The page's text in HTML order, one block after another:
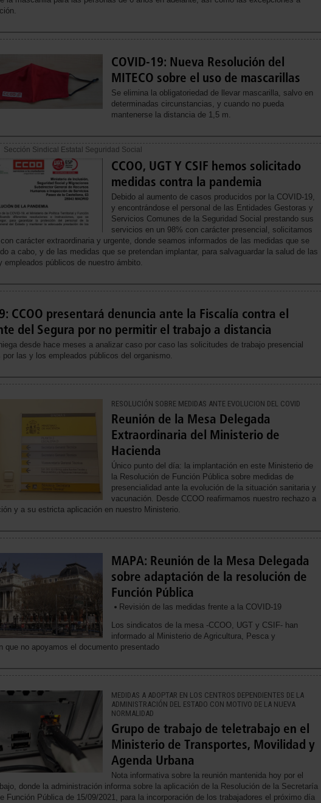
COVID-19: Nueva Resolución del
MITECO sobre el uso de mascarillas
Se elimina la obligatoriedad de llevar mascarilla, salvo en
determinadas circunstancias, y cuando no pueda
mantenerse la distancia de 1,5 m.
Sección Sindical Estatal Seguridad Social
CCOO, UGT Y CSIF hemos solicitado
medidas contra la pandemia
Debido al aumento de casos producidos por la COVID-19,
y encontrándose el personal de las Entidades Gestoras y
Servicios Comunes de la Seguridad Social prestando sus
servicios en un 98% con carácter presencial, solicitamos
carácter extraordinaria y urgente, donde seamos informados de las medidas que se
a cabo, y de las medidas que se pretendan implantar, para salvaguardar la salud de las
empleados públicos de nuestro ámbito.
CCOO presentará denuncia ante la Fiscalía contra el
del Segura por no permitir el trabajo a distancia
desde hace meses a analizar caso por caso las solicitudes de trabajo presencial
por las y los empleados públicos del organismo.
RESOLUCIÓN SOBRE MEDIDAS ANTE EVOLUCION DEL COVID
Reunión de la Mesa Delegada
Extraordinaria del Ministerio de
Hacienda
Único punto del día: la implantación en este Ministerio de
la Resolución de Función Pública sobre medidas de
presencialidad ante la evolución de la situación sanitaria y
vacunación. Desde CCOO reafirmamos nuestro rechazo a
y a su estricta aplicación en nuestro Ministerio.
MAPA: Reunión de la Mesa Delegada
sobre adaptación de la resolución de
Función Pública
Revisión de las medidas frente a la COVID-19
Los sindicatos de la mesa -CCOO, UGT y CSIF- han
informado al Ministerio de Agricultura, Pesca y
que no apoyamos el documento presentado
MEDIDAS A ADOPTAR EN LOS CENTROS DEPENDIENTES DE LA
ADMINISTRACIÓN DEL ESTADO CON MOTIVO DE LA NUEVA
NORMALIDAD
Grupo de trabajo de teletrabajo en el
Ministerio de Transportes, Movilidad y
Agenda Urbana
Nota informativa sobre la reunión mantenida hoy por el
donde la administración informa sobre la aplicación de la Resolución de la Secretaría
Función Pública de 15/09/2021, para la incorporación de los trabajadores el próximo día